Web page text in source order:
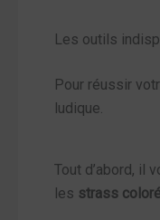
Les outils
Pour réussir
ludique.
Tout d’abord, il
les strass